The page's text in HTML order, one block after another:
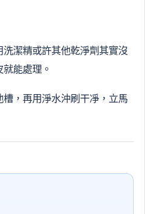
潔精或許其他乾淨劑其實沒
能處理。
，再用淨水沖刷干凈，立馬